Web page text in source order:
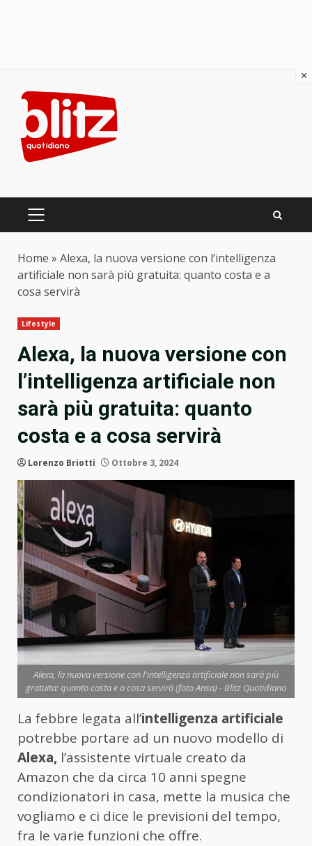
content
PRIMARY
Home » Alexa, la nuova versione con l’intelligenza
artificiale non sarà più gratuita: quanto costa e a
cosa servirà
Lifestyle
Alexa, la nuova versione con
l’intelligenza artificiale non
sarà più gratuita: quanto
costa e a cosa servirà
Lorenzo Briotti Ottobre 3, 2024
Alexa, la nuova versione con l'intelligenza artificiale non sarà più
gratuita: quanto costa e a cosa servirà (foto Ansa) - Blitz Quotidiano
La febbre legata all’intelligenza artificiale
potrebbe portare ad un nuovo modello di
Alexa, l’assistente virtuale creato da
Amazon che da circa 10 anni spegne
condizionatori in casa, mette la musica che
vogliamo e ci dice le previsioni del tempo,
fra le varie funzioni che offre.
×